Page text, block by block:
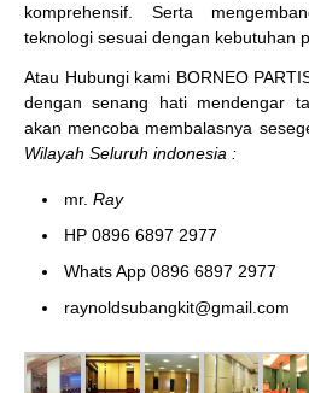
komprehensif. Serta
teknologi sesuai dengan kebutuhan
Atau Hubungi kami BORNEO
dengan senang hati mendengar
akan mencoba membalasnya
Wilayah Seluruh indonesia :
mr. Ray
HP 0896 6897 2977
Whats App 0896 6897 2977
raynoldsubangkit@gmail.com